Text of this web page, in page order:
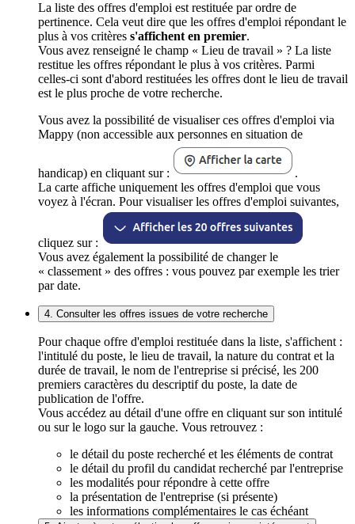
La liste des offres d'emploi est restituée par ordre de
pertinence. Cela veut dire que les offres d'emploi répondant le
plus à vos critères s'affichent en premier.
Vous avez renseigné le champ « Lieu de travail » ? La liste
restitue les offres répondant le plus à vos critères. Parmi
celles-ci sont d'abord restituées les offres dont le lieu de travail
est le plus proche de votre recherche.
Vous avez la possibilité de visualiser ces offres d'emploi via
Mappy (non accessible aux personnes en situation de
handicap) en cliquant sur :
.
La carte affiche uniquement les offres d'emploi que vous
voyez à l'écran. Pour visualiser les offres d'emploi suivantes,
cliquez sur :
Vous avez également la possibilité de changer le
« classement » des offres : vous pouvez par exemple les trier
par date.
4. Consulter les offres issues de votre recherche
Pour chaque offre d'emploi restituée dans la liste, s'affichent :
l'intitulé du poste, le lieu de travail, la nature du contrat et la
durée de travail, le nom de l'entreprise si précisé, les 200
premiers caractères du descriptif du poste, la date de
publication de l'offre.
Vous accédez au détail d'une offre en cliquant sur son intitulé
ou sur le logo sur la gauche. Vous retrouvez :
le détail du poste recherché et les éléments de contrat
le détail du profil du candidat recherché par l'entreprise
les modalités pour répondre à cette offre
la présentation de l'entreprise (si présente)
les informations complémentaires le cas échéant